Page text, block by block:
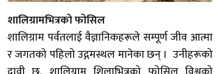
शालिग्रामभित्रको फोसिल
शालिग्राम पर्वतलाई वैज्ञानिकहरूले सम्पूर्ण जीव आत्मा
र जगतको पहिलो उद्गमस्थल मानेका छन् । उनीहरूको